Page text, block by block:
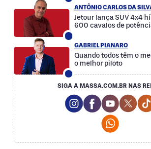
ANTÔNIO CARLOS DA
Jetour lança SUV 4x4
600 cavalos de
GABRIEL PIANARO
Quando todos têm o
o melhor piloto
SIGA A MASSA.COM.BR NAS
Instagram Social
FacebookYoutube